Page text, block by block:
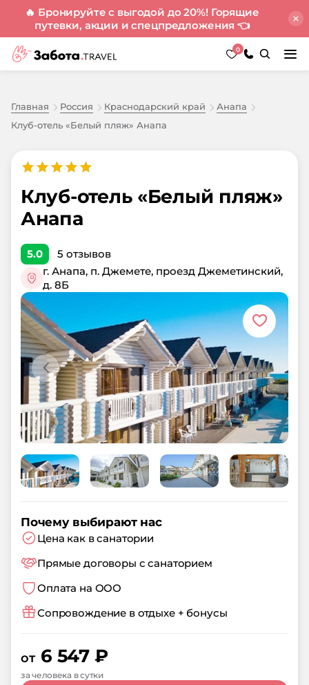
🔥 Бронируйте с выгодой до 20%! Горящие
путевки, акции и спецпредложения 👈
0
Главная Россия Краснодарский край
Анапа
Клуб-отель «Белый пляж» Анапа
Клуб-отель «Белый пляж»
Анапа
5.0 5 отзывов
г. Анапа, п. Джемете, проезд Джеметинский,
д. 8Б
Почему выбирают нас
Цена как в санатории
Прямые договоры с санаторием
Оплата на ООО
Сопровождение в отдыхе + бонусы
от 6 547₽
за человека в сутки